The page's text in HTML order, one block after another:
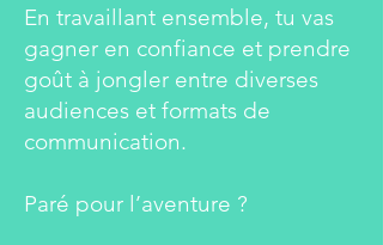
En travaillant ensemble, tu vas
gagner en confiance et prendre
goût à jongler entre diverses
audiences et formats de
communication.
Paré pour l’aventure ?